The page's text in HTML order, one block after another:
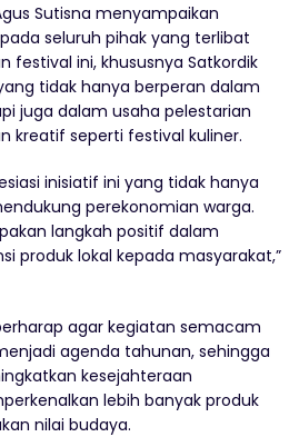
Sutisna menyampaikan
seluruh pihak yang terlibat
festival ini, khususnya Satkordik
tidak hanya berperan dalam
juga dalam usaha pelestarian
kreatif seperti festival kuliner.
inisiatif ini yang tidak hanya
perekonomian warga.
langkah positif dalam
produk lokal kepada masyarakat,”
agar kegiatan semacam
agenda tahunan, sehingga
kesejahteraan
lebih banyak produk
nilai budaya.